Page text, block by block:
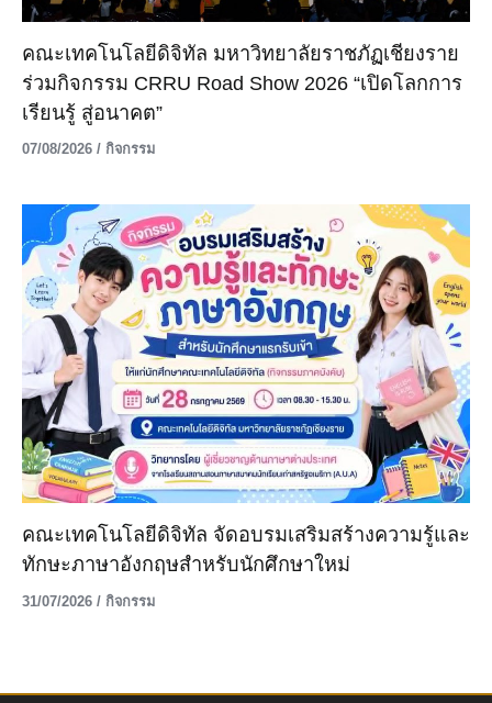
คณะเทคโนโลยีดิจิทัล มหาวิทยาลัยราชภัฏเชียงราย
ร่วมกิจกรรม CRRU Road Show 2026 “เปิดโลกการ
เรียนรู้ สู่อนาคต”
07/08/2026 / กิจกรรม
คณะเทคโนโลยีดิจิทัล จัดอบรมเสริมสร้างความรู้และ
ทักษะภาษาอังกฤษสำหรับนักศึกษาใหม่
31/07/2026 / กิจกรรม